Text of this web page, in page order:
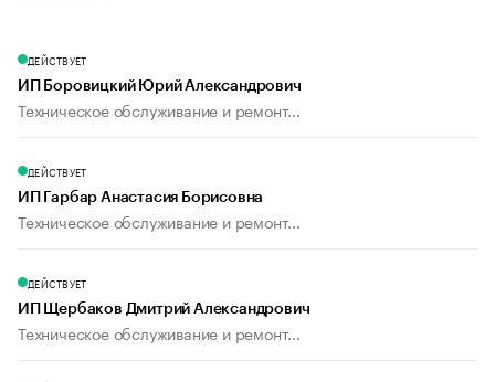
ДЕЙСТВУЕТ
ИП Боровицкий Юрий Александрович
Техническое обслуживание и ремонт...
ДЕЙСТВУЕТ
ИП Гарбар Анастасия Борисовна
Техническое обслуживание и ремонт...
ДЕЙСТВУЕТ
ИП Щербаков Дмитрий Александрович
Техническое обслуживание и ремонт...